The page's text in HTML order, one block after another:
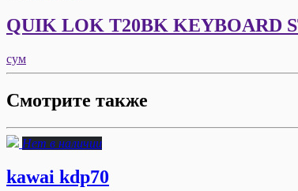
QUIK LOK T20BK KEYBOARD
сум
Смотрите также
Нет в наличии
kawai kdp70